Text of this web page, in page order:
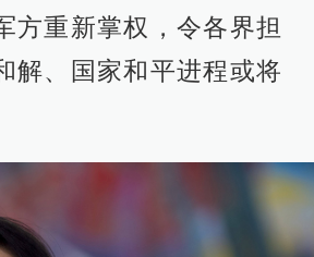
方重新掌权，令各界担
解、国家和平进程或将